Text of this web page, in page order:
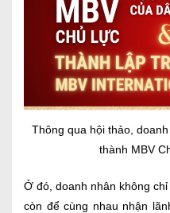
Thông qua hội thảo,
thành MBV
Ở đó, doanh nhân không
còn để cùng nhau nhận